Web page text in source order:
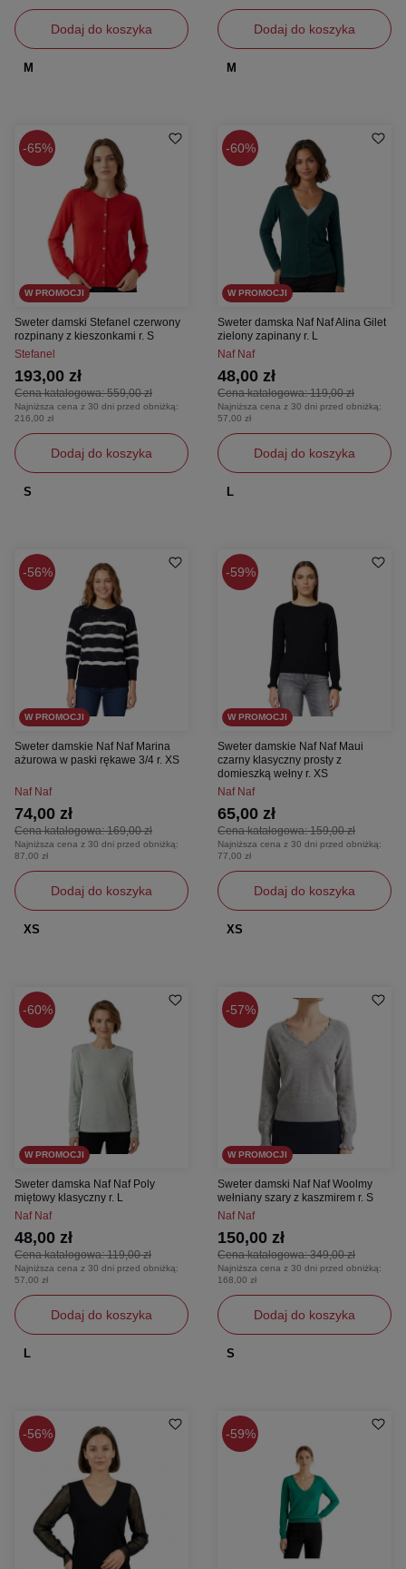
Dodaj do koszyka
M
Dodaj do koszyka
M
65%
W PROMOCJI
Sweter damski Stefanel czerwony
rozpinany z kieszonkami r. S
Stefanel
Cena katalogowa:559,00 zł
193,00 zł
Najniższa cena z 30 dni przed obniżką:
216,00 zł
Dodaj do koszyka
S
60%
W PROMOCJI
Sweter damska Naf Naf Alina Gilet
zielony zapinany r. L
Naf Naf
Cena katalogowa:119,00 zł
48,00 zł
Najniższa cena z 30 dni przed obniżką:
57,00 zł
Dodaj do koszyka
L
56%
W PROMOCJI
Sweter damskie Naf Naf Marina
ażurowa w paski rękawe 3/4 r. XS
Naf Naf
Cena katalogowa:169,00 zł
74,00 zł
Najniższa cena z 30 dni przed obniżką:
87,00 zł
Dodaj do koszyka
XS
59%
W PROMOCJI
Sweter damskie Naf Naf Maui
czarny klasyczny prosty z
domieszką wełny r. XS
Naf Naf
Cena katalogowa:159,00 zł
65,00 zł
Najniższa cena z 30 dni przed obniżką:
77,00 zł
Dodaj do koszyka
XS
60%
W PROMOCJI
Sweter damska Naf Naf Poly
miętowy klasyczny r. L
Naf Naf
Cena katalogowa:119,00 zł
48,00 zł
Najniższa cena z 30 dni przed obniżką:
57,00 zł
Dodaj do koszyka
L
57%
W PROMOCJI
Sweter damski Naf Naf Woolmy
wełniany szary z kaszmirem r. S
Naf Naf
Cena katalogowa:349,00 zł
150,00 zł
Najniższa cena z 30 dni przed obniżką:
168,00 zł
Dodaj do koszyka
S
56% 59%